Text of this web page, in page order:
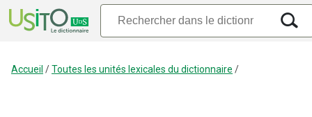
Accueil /Toutes les unités lexicales du dictionnaire /